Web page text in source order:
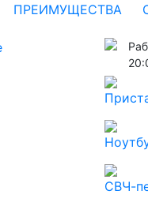
ПРЕИМУЩЕСТВА
СВЧ-